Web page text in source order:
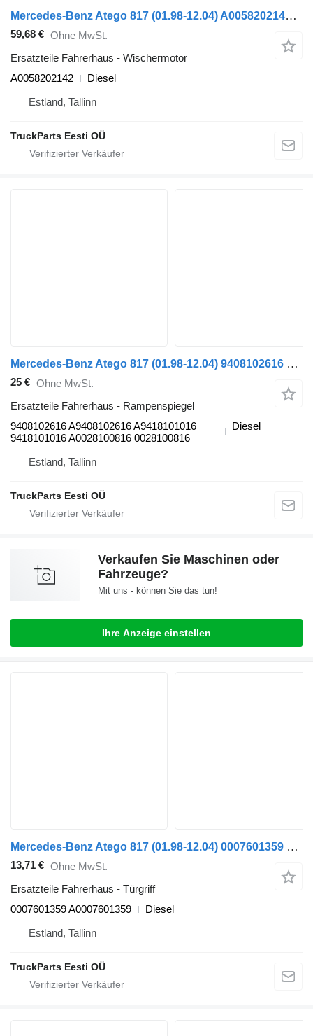
Mercedes-Benz Atego 817 (01.98-12.04) A0058202142 Wischermotor für Mercedes-Benz Atego, Atego 2, Atego 3 (1996-) Sattelzugmaschine
59,68 € Ohne MwSt.
Ersatzteile Fahrerhaus - Wischermotor
A0058202142
Diesel
Estland, Tallinn
TruckParts Eesti OÜ
Mercedes-Benz Atego 817 (01.98-12.04) 9408102616 Rampenspiegel für Mercedes-Benz Atego, Atego 2, Atego 3 (1996-) Sattelzugmaschine
25 € Ohne MwSt.
Ersatzteile Fahrerhaus - Rampenspiegel
9408102616 A9408102616 A9418101016
9418101016 A0028100816 0028100816
Diesel
Estland, Tallinn
TruckParts Eesti OÜ
Verkaufen Sie Maschinen oder
Fahrzeuge?
Mit uns - können Sie das tun!
Ihre Anzeige einstellen
Mercedes-Benz Atego 817 (01.98-12.04) 0007601359 Türgriff für Mercedes-Benz Atego, Atego 2, Atego 3 (1996-) Sattelzugmaschine
13,71 € Ohne MwSt.
Ersatzteile Fahrerhaus - Türgriff
0007601359 A0007601359
Diesel
Estland, Tallinn
TruckParts Eesti OÜ